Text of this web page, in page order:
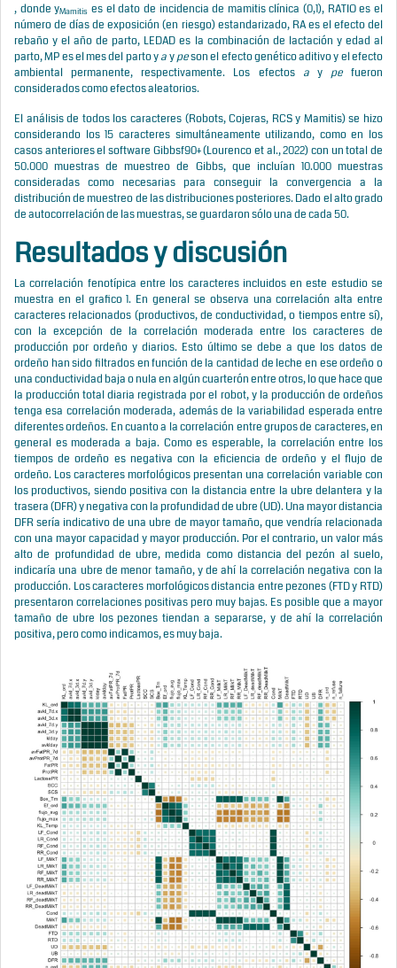
, donde yMamitis es el dato de incidencia de mamitis clínica (0,1), RATIO es el
número de días de exposición (en riesgo) estandarizado, RA es el efecto del
rebaño y el año de parto, LEDAD es la combinación de lactación y edad al
parto, MP es el mes del parto yaypeson el efecto genético aditivo y el efecto
ambiental permanente, respectivamente. Los efectos ay pefueron
considerados como efectos aleatorios.
El análisis de todos los caracteres (Robots, Cojeras, RCS y Mamitis) se hizo
considerando los 15 caracteres simultáneamente utilizando, como en los
casos anteriores el software Gibbsf90+ (Lourenco et al., 2022) con un total de
50.000 muestras de muestreo de Gibbs, que incluían 10.000 muestras
consideradas como necesarias para conseguir la convergencia a la
distribución de muestreo de las distribuciones posteriores. Dado el alto grado
de autocorrelación de las muestras, se guardaron sólo una de cada 50.
Resultados y discusión
La correlación fenotípica entre los caracteres incluidos en este estudio se
muestra en el grafico 1. En general se observa una correlación alta entre
caracteres relacionados (productivos, de conductividad, o tiempos entre sí),
con la excepción de la correlación moderada entre los caracteres de
producción por ordeño y diarios. Esto último se debe a que los datos de
ordeño han sido filtrados en función de la cantidad de leche en ese ordeño o
una conductividad baja o nula en algún cuarterón entre otros, lo que hace que
la producción total diaria registrada por el robot, y la producción de ordeños
tenga esa correlación moderada, además de la variabilidad esperada entre
diferentes ordeños. En cuanto a la correlación entre grupos de caracteres, en
general es moderada a baja. Como es esperable, la correlación entre los
tiempos de ordeño es negativa con la eficiencia de ordeño y el flujo de
ordeño. Los caracteres morfológicos presentan una correlación variable con
los productivos, siendo positiva con la distancia entre la ubre delantera y la
trasera (DFR) y negativa con la profundidad de ubre (UD). Una mayor distancia
DFR sería indicativo de una ubre de mayor tamaño, que vendría relacionada
con una mayor capacidad y mayor producción. Por el contrario, un valor más
alto de profundidad de ubre, medida como distancia del pezón al suelo,
indicaría una ubre de menor tamaño, y de ahí la correlación negativa con la
producción. Los caracteres morfológicos distancia entre pezones (FTD y RTD)
presentaron correlaciones positivas pero muy bajas. Es posible que a mayor
tamaño de ubre los pezones tiendan a separarse, y de ahí la correlación
positiva, pero como indicamos, es muy baja.